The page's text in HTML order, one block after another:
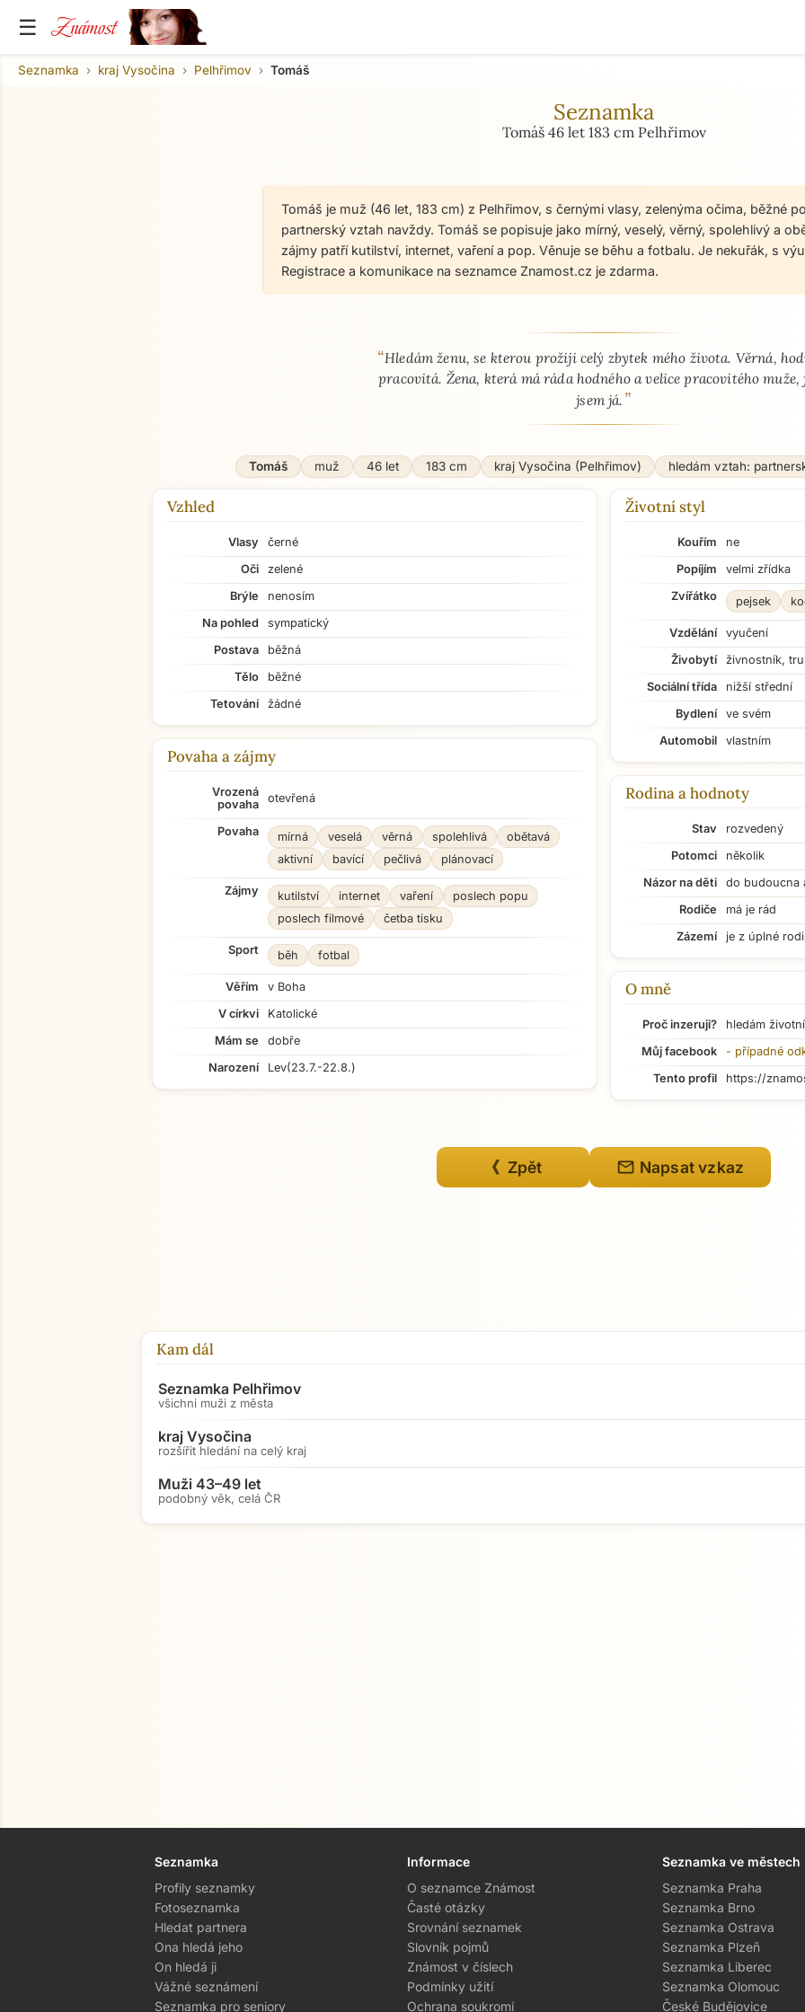
Přejít na hlavní obsah
☰ Známost
Seznamka kraj Vysočina Pelhřimov Tomáš
Seznamka
Tomáš 46 let 183 cm Pelhřimov
Tomáš je muž (46 let, 183 cm) z Pelhřimov, s černými vlasy, zelenýma očima, běžné
partnerský vztah navždy. Tomáš se popisuje jako mírný, veselý, věrný, spolehlivý a
zájmy patří kutilství, internet, vaření a pop. Věnuje se běhu a fotbalu. Je nekuřák, s
Registrace a komunikace na seznamce Znamost.cz je zdarma.
O mně - seznamka profil
“Hledám ženu, se kterou prožiji celý zbytek mého života. Věrná,
pracovitá. Žena, která má ráda hodného a velice pracovitého muže,
jsem já. ”
Tomáš muž 46 let 183 cm kraj Vysočina (Pelhřimov) hledám vztah:
Vzhled
Vlasy
černé
Oči
zelené
Brýle
nenosím
Na pohled
sympatický
Postava
běžná
Tělo
běžné
Tetování
žádné
Povaha a zájmy
Vrozená
povaha
otevřená
Povaha mírná veselá věrná spolehlivá
obětavá
aktivní
bavící pečlivá plánovací
Zájmy kutilství internet vaření
poslech popu
poslech filmové
četba tisku
Sport běh fotbal
Věřím
v Boha
V církvi
Katolické
Mám se
dobře
Narození
Lev(23.7.-22.8.)
Životní styl
Kouřím
ne
Popíjím
velmi zřídka
Zvířátko
pejsek
Vzdělání
vyučení
Živobytí
živnostník,
Sociální třída
nižší střední
Bydlení
ve svém
Automobil
vlastním
Rodina a hodnoty
Stav
rozvedený
Potomci
několik
Názor na děti
do budoucna
Rodiče
má je rád
Zázemí
je z úplné
O mně
Proč inzeruji?
hledám
Můj facebook
- případné
Tento profil
https://
《 Zpět mail Napsat vzkaz
Kam dál
Seznamka Pelhřimov
všichni muži z města
kraj Vysočina
rozšířit hledání na celý kraj
Muži 43–49 let
podobný věk, celá ČR
Seznamka
Profily seznamky
Fotoseznamka
Hledat partnera
Ona hledá jeho
On hledá ji
Vážné seznámení
Seznamka pro seniory
Informace
O seznamce Známost
Časté otázky
Srovnání seznamek
Slovník pojmů
Známost v číslech
Podmínky užití
Ochrana soukromí
Seznamka ve městech
Seznamka Praha
Seznamka Brno
Seznamka Ostrava
Seznamka Plzeň
Seznamka Liberec
Seznamka Olomouc
České Budějovice